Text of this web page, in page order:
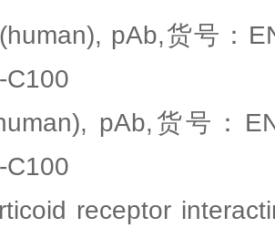
pAb,货号：
C100
pAb,货号：
C100
receptor